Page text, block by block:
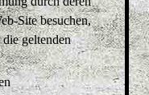
Site besuchen,
geltenden